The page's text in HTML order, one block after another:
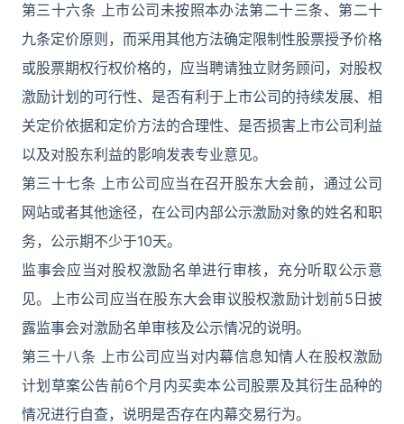
第三十六条 上市公司未按照本办法第二十三条、第二十
九条定价原则，而采用其他方法确定限制性股票授予价格
或股票期权行权价格的，应当聘请独立财务顾问，对股权
激励计划的可行性、是否有利于上市公司的持续发展、相
关定价依据和定价方法的合理性、是否损害上市公司利益
以及对股东利益的影响发表专业意见。
第三十七条 上市公司应当在召开股东大会前，通过公司
网站或者其他途径，在公司内部公示激励对象的姓名和职
务，公示期不少于10天。
监事会应当对股权激励名单进行审核，充分听取公示意
见。上市公司应当在股东大会审议股权激励计划前5日披
露监事会对激励名单审核及公示情况的说明。
第三十八条 上市公司应当对内幕信息知情人在股权激励
计划草案公告前6个月内买卖本公司股票及其衍生品种的
情况进行自查，说明是否存在内幕交易行为。